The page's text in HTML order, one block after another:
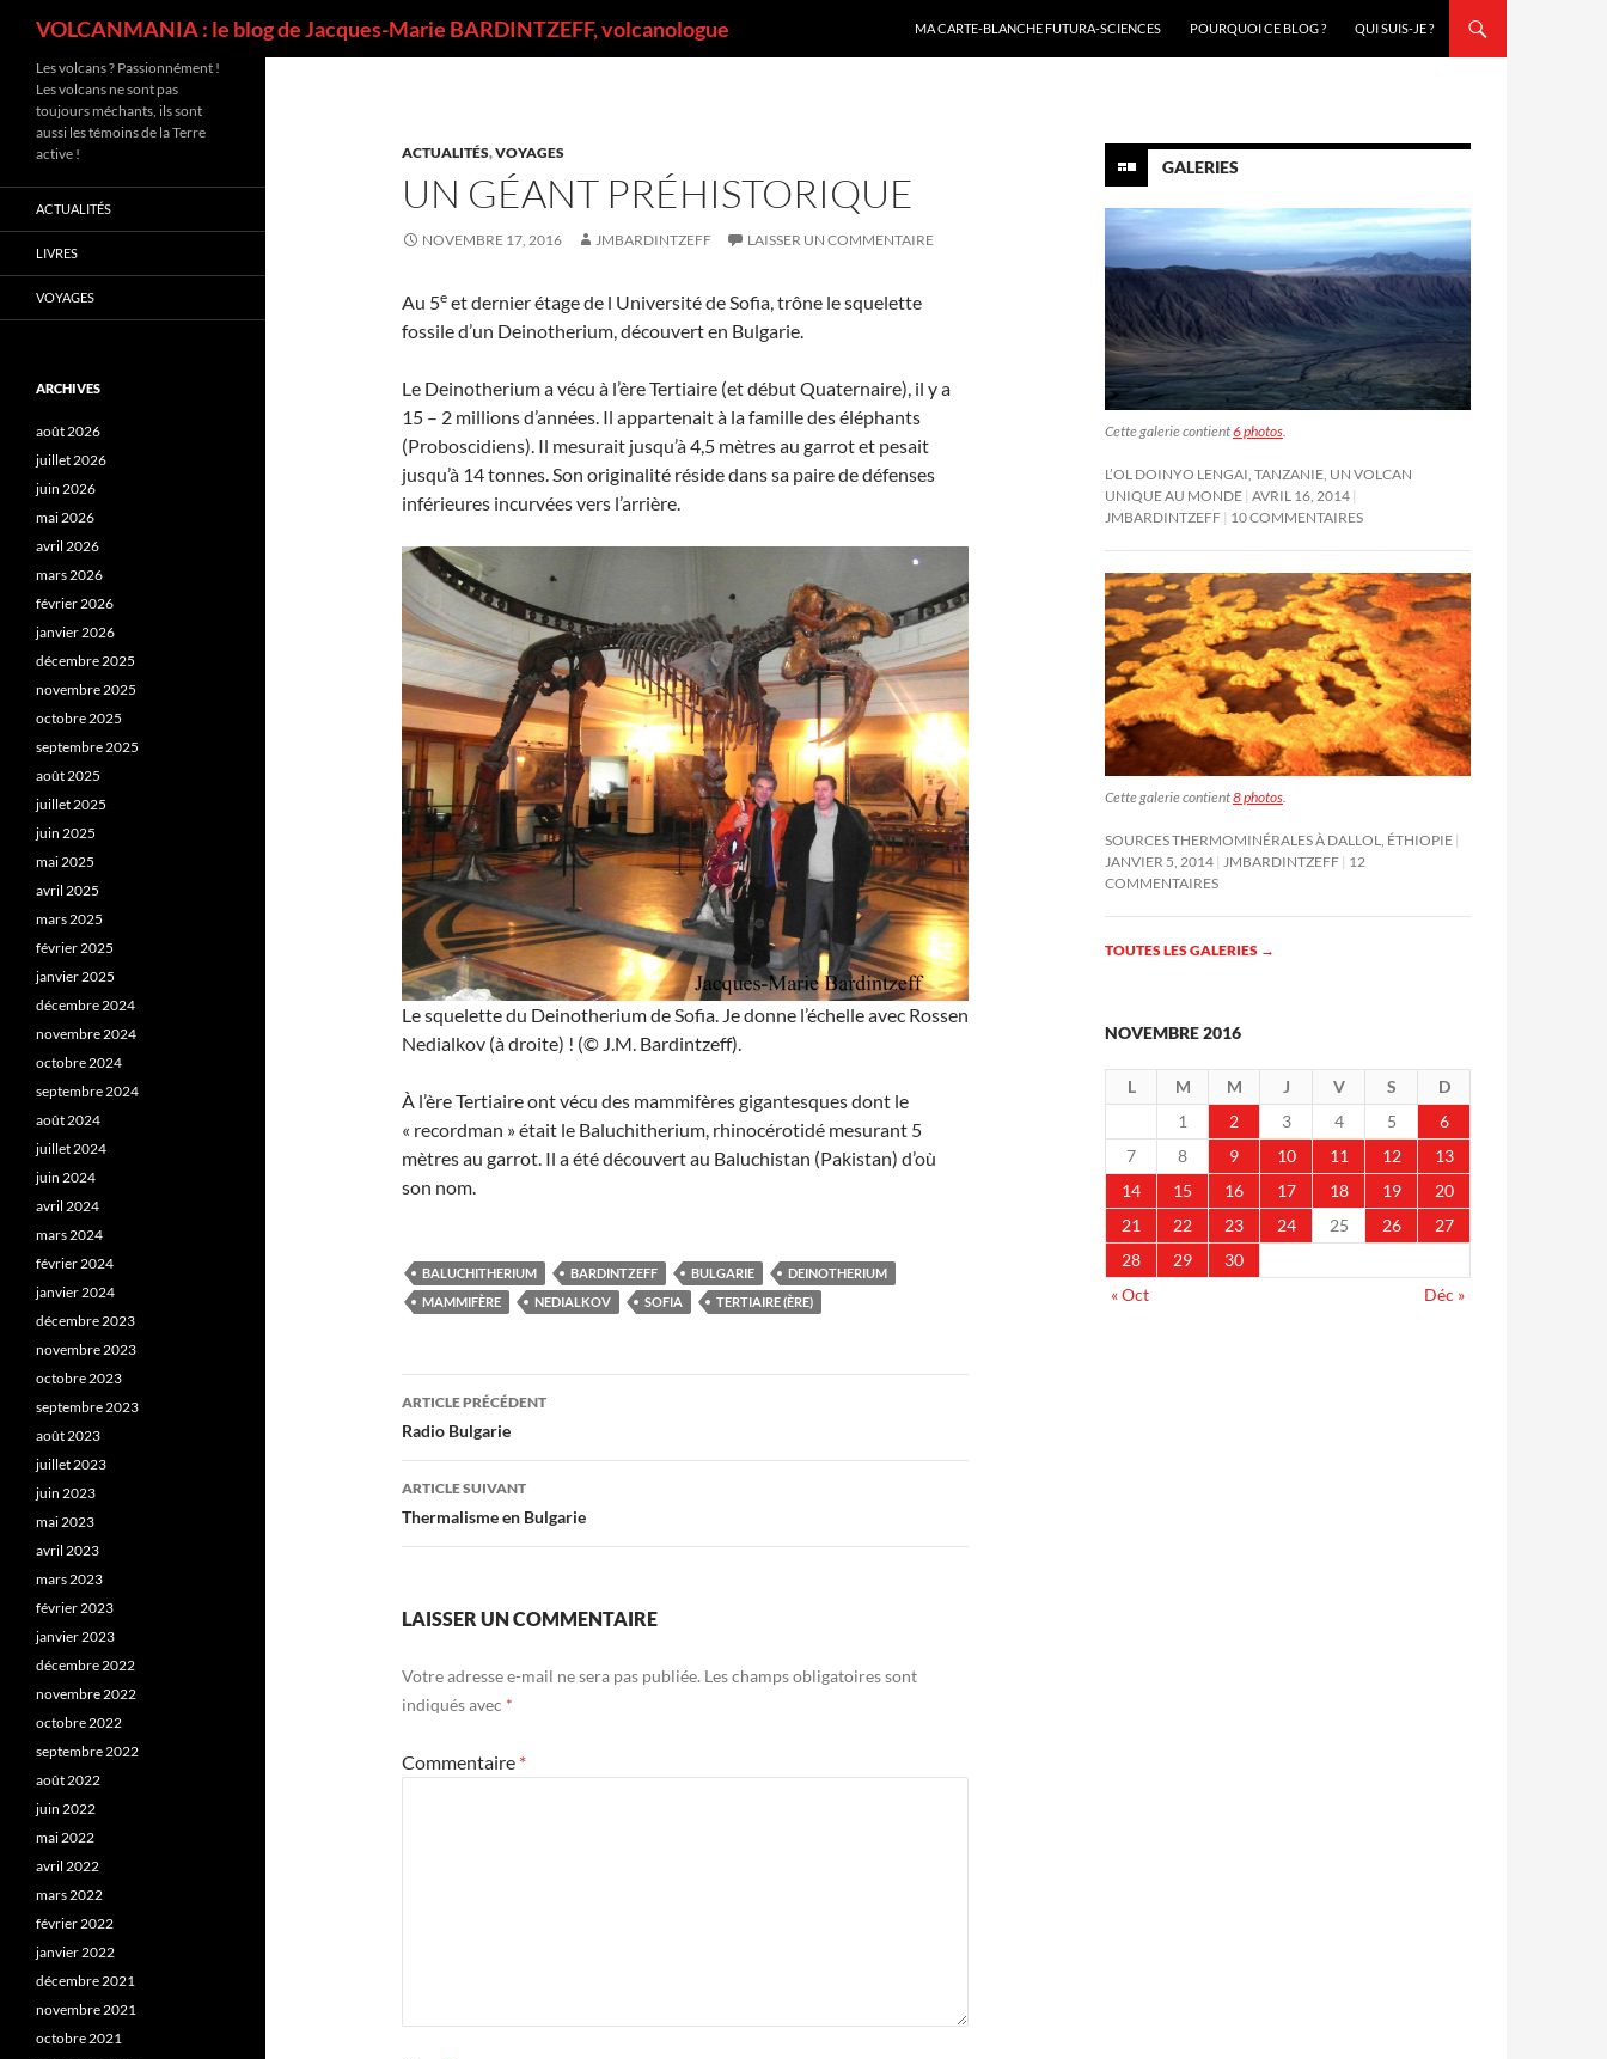
VOLCANMANIA : le blog de Jacques-Marie BARDINTZEFF, volcanologue
MA CARTE-BLANCHE FUTURA-SCIENCES
POURQUOI CE BLOG ? QUI SUIS-JE ?
ACTUALITÉS,VOYAGES
UN GÉANT PRÉHISTORIQUE
NOVEMBRE 17, 2016 JMBARDINTZEFF LAISSER UN COMMENTAIRE
Au 5e et dernier étage de l Université de Sofia, trône le squelette
fossile d’un Deinotherium, découvert en Bulgarie.
Le Deinotherium a vécu à l’ère Tertiaire (et début Quaternaire), il y a
15 – 2 millions d’années. Il appartenait à la famille des éléphants
(Proboscidiens). Il mesurait jusqu’à 4,5 mètres au garrot et pesait
jusqu’à 14 tonnes. Son originalité réside dans sa paire de défenses
inférieures incurvées vers l’arrière.
Le squelette du Deinotherium de Sofia. Je donne l’échelle avec Rossen
Nedialkov (à droite) ! (© J.M. Bardintzeff).
À l’ère Tertiaire ont vécu des mammifères gigantesques dont le
« recordman » était le Baluchitherium, rhinocérotidé mesurant 5
mètres au garrot. Il a été découvert au Baluchistan (Pakistan) d’où
son nom.
BALUCHITHERIUM BARDINTZEFF BULGARIE
DEINOTHERIUM
MAMMIFÈRE
NEDIALKOV SOFIA TERTIAIRE (ÈRE)
Navigation
des
articles
ARTICLE PRÉCÉDENT
Radio Bulgarie
ARTICLE SUIVANT
Thermalisme en Bulgarie
LAISSER UN COMMENTAIRE
Votre adresse e-mail ne sera pas publiée. Les champs obligatoires sont
indiqués avec *
Commentaire *
GALERIES
Cette galerie contient6 photos.
L’OL DOINYO LENGAI, TANZANIE, UN VOLCAN
UNIQUE AU MONDE AVRIL 16, 2014
JMBARDINTZEFF 10 COMMENTAIRES
Cette galerie contient8 photos
SOURCES THERMOMINÉRALES À DALLOL, ÉTHIOPIE
JANVIER 5, 2014
JMBARDINTZEFF 12
COMMENTAIRES
TOUTES LES GALERIES →
NOVEMBRE 2016
L M M J V S
D
1
2 3 4 5
6
7
8 9 10 11 12
13
14
15 16 17 18 19
20
21
22 23 24 25 26
27
28
29
30
« Oct
Déc »
Les volcans ? Passionnément !
Les volcans ne sont pas
toujours méchants, ils sont
aussi les témoins de la Terre
active !
ACTUALITÉS
LIVRES
VOYAGES
ARCHIVES
août 2026
juillet 2026
juin 2026
mai 2026
avril 2026
mars 2026
février 2026
janvier 2026
décembre 2025
novembre 2025
octobre 2025
septembre 2025
août 2025
juillet 2025
juin 2025
mai 2025
avril 2025
mars 2025
février 2025
janvier 2025
décembre 2024
novembre 2024
octobre 2024
septembre 2024
août 2024
juillet 2024
juin 2024
avril 2024
mars 2024
février 2024
janvier 2024
décembre 2023
novembre 2023
octobre 2023
septembre 2023
août 2023
juillet 2023
juin 2023
mai 2023
avril 2023
mars 2023
février 2023
janvier 2023
décembre 2022
novembre 2022
octobre 2022
septembre 2022
août 2022
juin 2022
mai 2022
avril 2022
mars 2022
février 2022
janvier 2022
décembre 2021
novembre 2021
octobre 2021